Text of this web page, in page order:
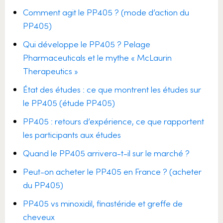
Comment agit le PP405 ? (mode d’action du
PP405)
Qui développe le PP405 ? Pelage
Pharmaceuticals et le mythe « McLaurin
Therapeutics »
État des études : ce que montrent les études sur
le PP405 (étude PP405)
PP405 : retours d’expérience, ce que rapportent
les participants aux études
Quand le PP405 arrivera-t-il sur le marché ?
Peut-on acheter le PP405 en France ? (acheter
du PP405)
PP405 vs minoxidil, finastéride et greffe de
cheveux